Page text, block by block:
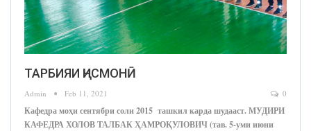
ТАРБИЯИ ҶИСМОНӢ
Admin Feb 11, 2021 0
Кафедра моҳи сентябри соли 2015 ташкил карда шудааст. МУДИРИ
КАФЕДРА ХОЛОВ ТАЛБАК ҲАМРОҚУЛОВИЧ (тав. 5-уми июни